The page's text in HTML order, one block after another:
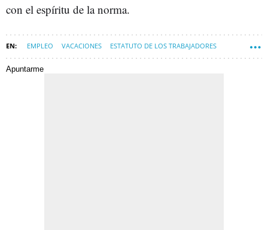
con el espíritu de la norma.
EMPLEO VACACIONES ESTATUTO DE LOS TRABAJADORES
MÁLAGA
Apuntarme